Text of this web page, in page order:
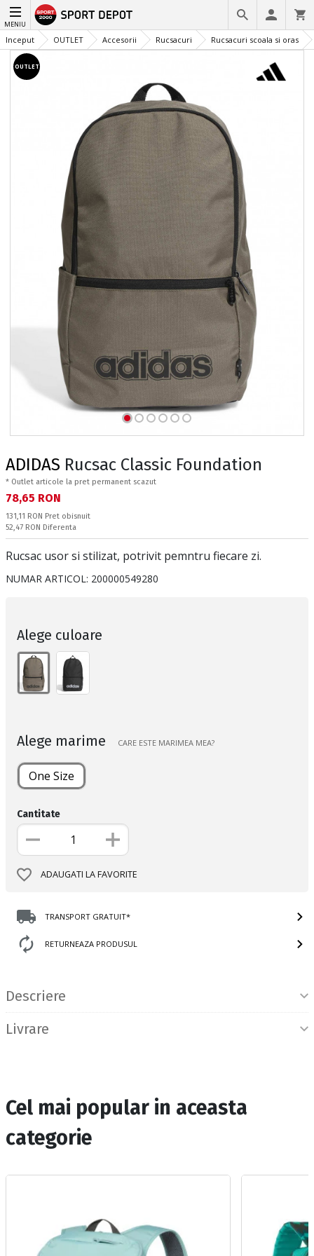
MENIU
Inceput OUTLET Accesorii Rucsacuri Rucsacuri scoala si oras
OUTLET
ADIDAS Rucsac Classic Foundation
* Outlet articole la pret permanent scazut
Текуща цена:
78,65 RON
Pret obisnuit:
131,11 RON Pret obisnuit
Спестявате:
52,47 RON Diferenta
Rucsac usor si stilizat, potrivit pemntru fiecare zi.
NUMAR ARTICOL: 200000549280
Alege culoare
Alege marime CARE ESTE MARIMEA MEA?
One Size
Cantitate
ADAUGATI LA FAVORITE
TRANSPORT GRATUIT*
RETURNEAZA PRODUSUL
Descriere
Livrare
Cel mai popular in aceasta
categorie